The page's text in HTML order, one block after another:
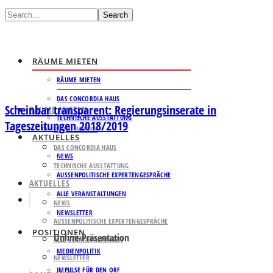
Search
RÄUME MIETEN
RÄUME MIETEN
DAS CONCORDIA HAUS
TECHNISCHE AUSSTATTUNG
AKTUELLES
NEWS
AUSSENPOLITISCHE EXPERTENGESPRÄCHE
ALLE VERANSTALTUNGEN
NEWSLETTER
POSITIONEN
MEDIENPOLITIK
IMPULSE FÜR DEN ORF
RÄUME MIETEN
RÄUME MIETEN
DAS CONCORDIA HAUS
TECHNISCHE AUSSTATTUNG
AKTUELLES
NEWS
AUSSENPOLITISCHE EXPERTENGESPRÄCHE
ALLE VERANSTALTUNGEN
NEWSLETTER
Scheinbar transparent: Regierungsinserate in
Tageszeitungen 2018/2019
Online-Präsentation